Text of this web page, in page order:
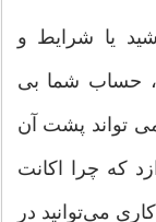
یا شرایط و
حساب شما بی
تواند پشت آن
که چرا اکانت
می‌توانید در